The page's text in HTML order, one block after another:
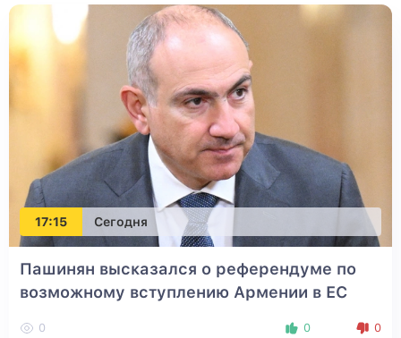
17:15 Сегодня
Пашинян высказался о референдуме по
возможному вступлению Армении в ЕС
0 0 0